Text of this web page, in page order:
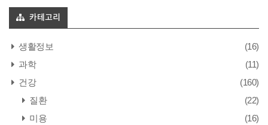
카테고리
생활정보
(16)
과학
(11)
건강
(160)
질환
(22)
미용
(16)